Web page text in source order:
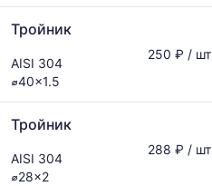
Тройник
AISI 304
⌀40x1.5
250 ₽ / шт
Тройник
AISI 304
⌀28x2
288 ₽ / шт